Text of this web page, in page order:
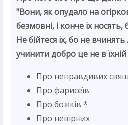
"Вони, як опудало на
безмовні, і конче їх
Не бійтеся їх, бо не
учинити добро це не в їхній
Про неправдивих
Про фарисеїв
Про божків *
Про невірних